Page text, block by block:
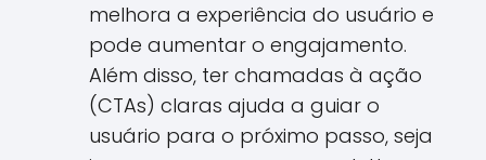
melhora a experiência do usuário e
pode aumentar o engajamento.
Além disso, ter chamadas à ação
(CTAs) claras ajuda a guiar o
usuário para o próximo passo, seja